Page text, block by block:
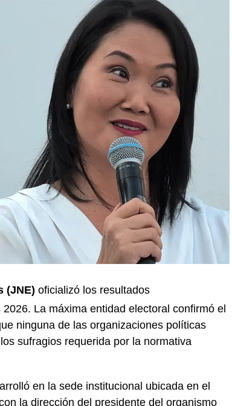
(JNE) oficializó los resultados
2026. La máxima entidad electoral confirmó el
ninguna de las organizaciones políticas
sufragios requerida por la normativa
en la sede institucional ubicada en el
la dirección del presidente del organismo